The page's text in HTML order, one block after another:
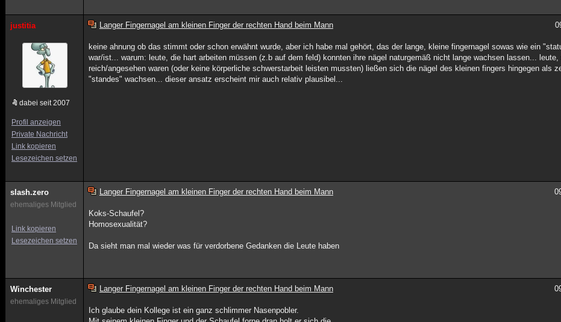
justitia
dabei seit 2007
Profil anzeigen
Private Nachricht
Link kopieren
Lesezeichen setzen
Langer Fingernagel am kleinen Finger der rechten Hand beim Mann
keine ahnung ob das stimmt oder schon erwähnt wurde, aber ich habe mal gehört, das der lange, kleine fingernagel sowas wie ein
war/ist... warum: leute, die hart arbeiten müssen (z.b auf dem feld) konnten ihre nägel naturgemäß nicht lange wachsen lassen... leute,
reich/angesehen waren (oder keine körperliche schwerstarbeit leisten mussten) ließen sich die nägel des kleinen fingers hingegen als
"standes" wachsen... dieser ansatz erscheint mir auch relativ plausibel...
slash.zero
ehemaliges Mitglied
Link kopieren
Lesezeichen setzen
Langer Fingernagel am kleinen Finger der rechten Hand beim Mann
Koks-Schaufel?
Homosexualität?
Da sieht man mal wieder was für verdorbene Gedanken die Leute haben
Winchester
ehemaliges Mitglied
Langer Fingernagel am kleinen Finger der rechten Hand beim Mann
Ich glaube dein Kollege ist ein ganz schlimmer Nasenpobler.